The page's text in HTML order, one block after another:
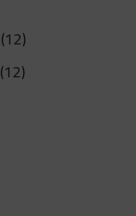
(12)
(12)